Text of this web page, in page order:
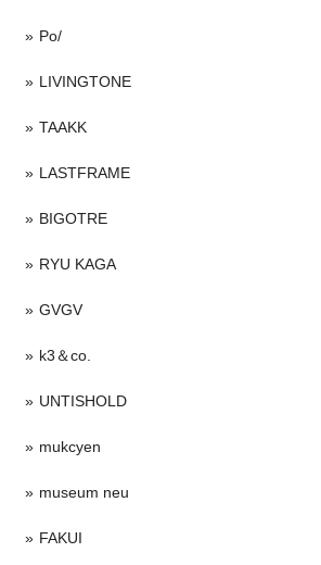
Po/
LIVINGTONE
TAAKK
LASTFRAME
BIGOTRE
RYU KAGA
GVGV
k3＆co.
UNTISHOLD
mukcyen
museum neu
FAKUI